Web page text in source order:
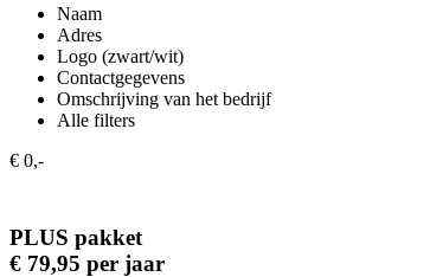
Naam
Adres
Logo (zwart/wit)
Contactgegevens
Omschrijving van het bedrijf
Alle filters
€ 0,-
PLUS pakket
€ 79,95 per jaar